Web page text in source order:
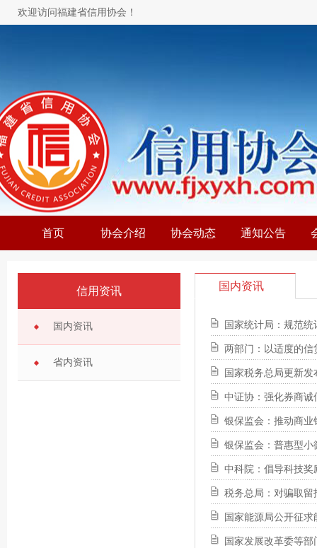
欢迎访问福建省信用协会！
首页 协会介绍 协会动态 通知公告
信用资讯
国内资讯
省内资讯
国内资讯
国家统计局：规范
两部门：以适度的
国家税务总局更新
中证协：强化券商诚
银保监会：推动商
银保监会：普惠型
中科院：倡导科技
税务总局：对骗取
国家能源局公开征
国家发展改革委等